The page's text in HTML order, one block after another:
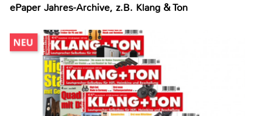
ePaper Jahres-Archive, z.B. Klang & Ton